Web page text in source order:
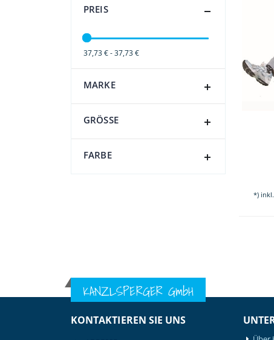
*)
PREIS
37,73 € - 37,73 €
MARKE
GRÖSSE
FARBE
KANZLSPERGER GmbH
KONTAKTIEREN SIE UNS